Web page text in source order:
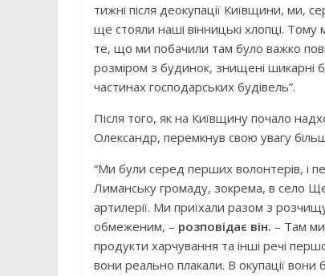
тижні після деокупації Київщини, ми,
ще стояли наші вінницькі хлопці.
те, що ми побачили там було важко
розміром з будинок, знищені шикарні
частинах господарських будівель”.
Після того, як на Київщину почало
Олександр, перемкнув свою увагу
“Ми були серед перших волонтерів, і
Лиманську громаду, зокрема, в село
артилерії. Ми приїхали разом з
обмеженим, – розповідає він. – Там
продукти харчування та інші речі
вони реально плакали. В окупації вони